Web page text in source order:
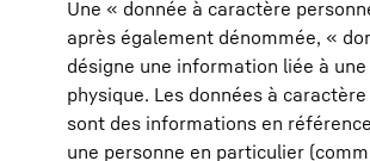
Une « donnée à caractère
après également dénommée, «
désigne une information liée à
physique. Les données à
sont des informations en
une personne en particulier